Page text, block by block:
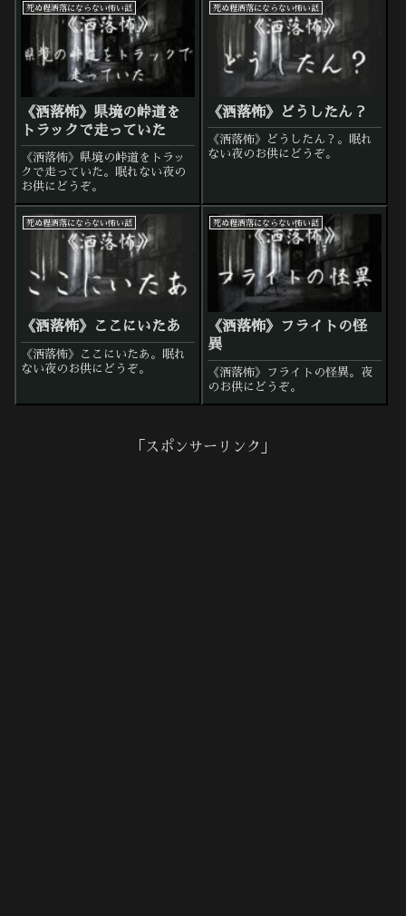
死ぬ程洒落にならない怖い話
《洒落怖》県境の峠道を
トラックで走っていた
《洒落怖》県境の峠道をトラッ
クで走っていた。眠れない夜の
お供にどうぞ。
死ぬ程洒落にならない怖い話
《洒落怖》どうしたん？
《洒落怖》どうしたん？。眠れ
ない夜のお供にどうぞ。
死ぬ程洒落にならない怖い話
《洒落怖》ここにいたあ
《洒落怖》ここにいたあ。眠れ
ない夜のお供にどうぞ。
死ぬ程洒落にならない怖い話
《洒落怖》フライトの怪
異
《洒落怖》フライトの怪異。夜
のお供にどうぞ。
「スポンサーリンク」